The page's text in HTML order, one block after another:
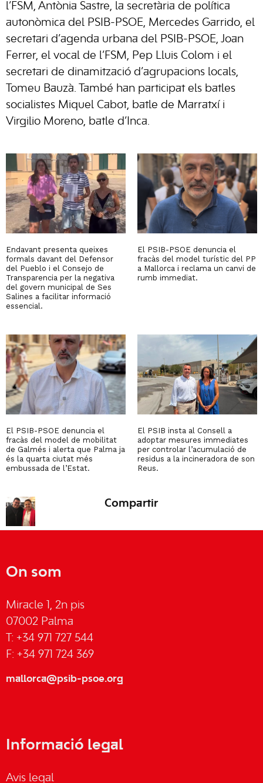
l’FSM, Antònia Sastre, la secretària de política
autonòmica del PSIB-PSOE, Mercedes Garrido, el
secretari d’agenda urbana del PSIB-PSOE, Joan
Ferrer, el vocal de l’FSM, Pep Lluis Colom i el
secretari de dinamització d’agrupacions locals,
Tomeu Bauzà. També han participat els batles
socialistes Miquel Cabot, batle de Marratxí i
Virgilio Moreno, batle d’Inca.
Endavant presenta queixes
formals davant del Defensor
del Pueblo i el Consejo de
Transparencia per la negativa
del govern municipal de Ses
Salines a facilitar informació
essencial.
El PSIB-PSOE denuncia el
fracàs del model turístic del PP
a Mallorca i reclama un canvi de
rumb immediat.
El PSIB-PSOE denuncia el
fracàs del model de mobilitat
de Galmés i alerta que Palma ja
és la quarta ciutat més
embussada de l’Estat.
El PSIB insta al Consell a
adoptar mesures immediates
per controlar l’acumulació de
residus a la incineradora de son
Reus.
Compartir
On som
Miracle 1, 2n pis
07002 Palma
T: +34 971 727 544
F: +34 971 724 369
mallorca@psib-psoe.org
Informació legal
Avis legal